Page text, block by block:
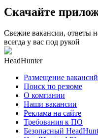
Скачайте
Свежие вакансии, ответы
всегда у вас под рукой
HeadHunter
Размещение вакансий
Поиск по резюме
О компании
Наши вакансии
Реклама на сайте
Требования к ПО
Безопасный